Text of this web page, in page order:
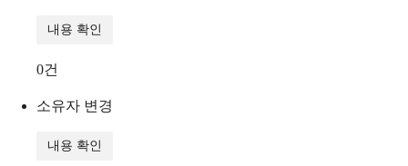
내용 확인
0건
소유자 변경
내용 확인